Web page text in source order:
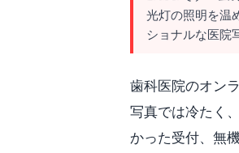
光灯の照明を温
ショナルな医院
歯科医院のオン
写真では冷たく
かった受付、無